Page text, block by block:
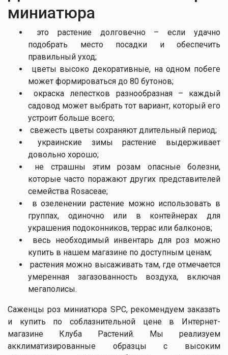
миниатюра
это растение долговечно – если удачно
подобрать место посадки и обеспечить
правильный уход;
цветы высоко декоративные, на одном побеге
может формироваться до 80 бутонов;
окраска лепестков разнообразная – каждый
садовод может выбрать тот вариант, который его
устроит больше всего;
свежесть цветы сохраняют длительный период;
украинские зимы растение выдерживает
довольно хорошо;
не страшны этим розам опасные болезни,
которые часто поражают других представителей
семейства Rosaceae;
в озеленении растение можно использовать в
группах, одиночно или в контейнерах для
украшения подоконников, террас или балконов;
весь необходимый инвентарь для роз можно
купить в нашем магазине по доступным ценам;
растения можно высаживать там, где отмечается
умеренная загазованность воздуха, включая
мегаполисы.
Саженцы роз миниатюра SPC, рекомендуем заказать
и купить по соблазнительной цене в Интернет-
магазине Клуба Растений. Мы реализуем
акклиматизированные образцы с высоким